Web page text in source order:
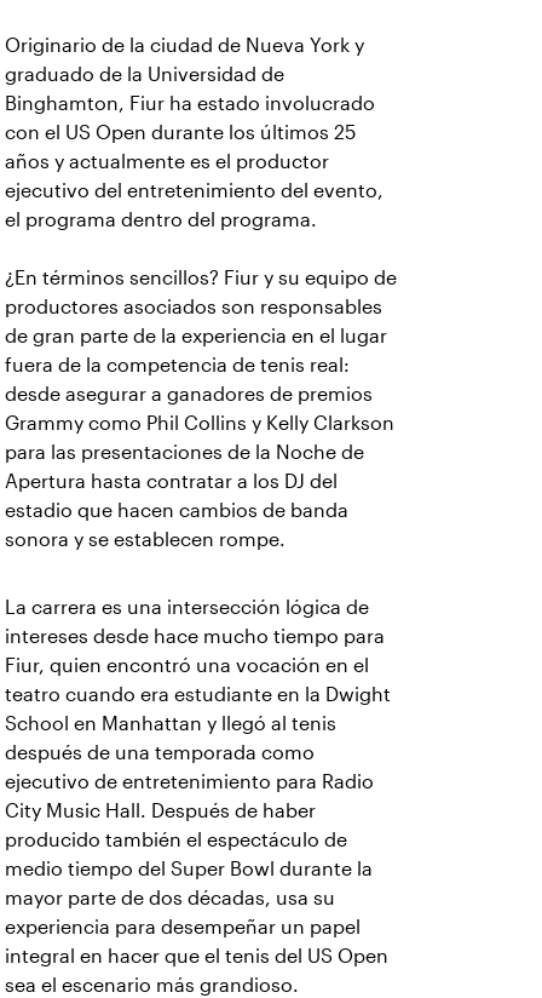
Originario de la ciudad de Nueva York y
graduado de la Universidad de
Binghamton, Fiur ha estado involucrado
con el US Open durante los últimos 25
años y actualmente es el productor
ejecutivo del entretenimiento del evento,
el programa dentro del programa.
¿En términos sencillos? Fiur y su equipo de
productores asociados son responsables
de gran parte de la experiencia en el lugar
fuera de la competencia de tenis real:
desde asegurar a ganadores de premios
Grammy como Phil Collins y Kelly Clarkson
para las presentaciones de la Noche de
Apertura hasta contratar a los DJ del
estadio que hacen cambios de banda
sonora y se establecen rompe.
La carrera es una intersección lógica de
intereses desde hace mucho tiempo para
Fiur, quien encontró una vocación en el
teatro cuando era estudiante en la Dwight
School en Manhattan y llegó al tenis
después de una temporada como
ejecutivo de entretenimiento para Radio
City Music Hall. Después de haber
producido también el espectáculo de
medio tiempo del Super Bowl durante la
mayor parte de dos décadas, usa su
experiencia para desempeñar un papel
integral en hacer que el tenis del US Open
sea el escenario más grandioso.